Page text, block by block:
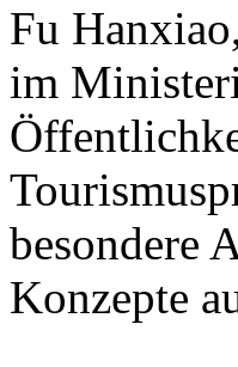
Fu
im
besondere
Konzepte